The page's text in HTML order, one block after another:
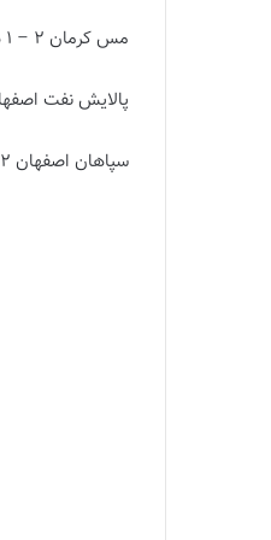
مس کرمان 2 – 1 هیئت فوتبال مشهد
پالایش نفت اصفهان 4 – 1 ملی حفاری
سپاهان اصفهان 2 – 3 نفت امیدیه